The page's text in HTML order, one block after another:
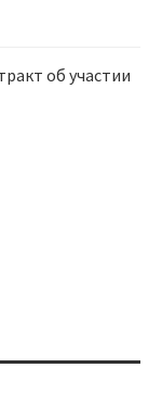
об участии